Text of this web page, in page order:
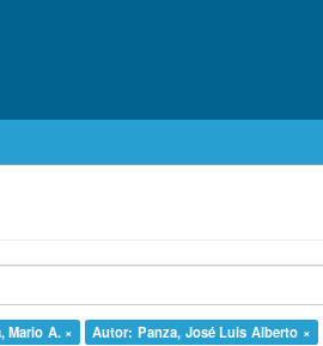
Mario A. × Autor: Panza, José Luis Alberto ×